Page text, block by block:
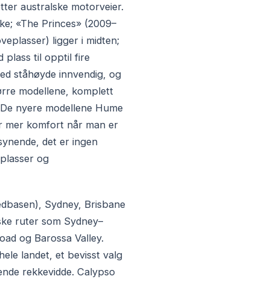
australske motorveier.
«The Princes» (2009–
ligger i midten;
plass til opptil fire
ståhøyde innvendig, og
modellene, komplett
nyere modellene Hume
mer komfort når man er
det er ingen
og
Sydney, Brisbane
ruter som Sydney–
og Barossa Valley.
landet, et bevisst valg
rekkevidde. Calypso